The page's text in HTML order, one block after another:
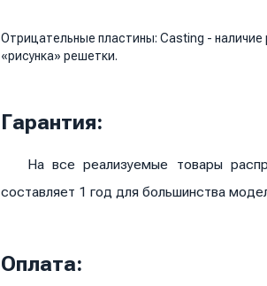
Отрицательные пластины: Сasting -
«рисунка» решетки.
Гарантия:
На все реализуемые товары
составляет 1 год для большинства
Оплата: